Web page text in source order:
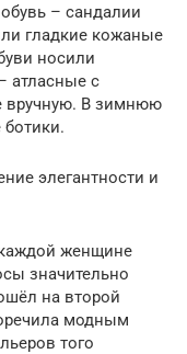
– сандалии
гладкие кожаные
носили
атласные с
вручную. В зимнюю
элегантности и
женщине
значительно
на второй
модным
того